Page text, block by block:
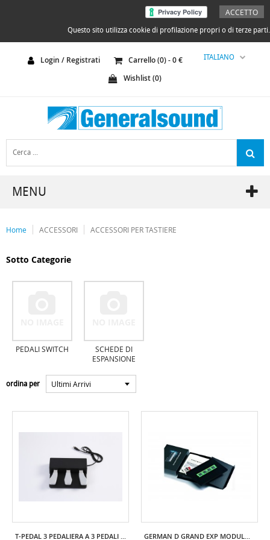
ACCETTO
Questo sito utilizza cookie di profilazione propri o di terze parti.
ITALIANO
Login / Registrati Carrello (0) -0€
Wishlist (0)
MENU
Home ACCESSORI ACCESSORI PER TASTIERE
Sotto Categorie
PEDALI SWITCH
SCHEDE DI
ESPANSIONE
ordina per Ultimi Arrivi
T-PEDAL 3 PEDALIERA A 3 PEDALI TECHNOPIANO GERMAN D GRAND EXP MODULO DI ESPANSIONE KURZWEIL